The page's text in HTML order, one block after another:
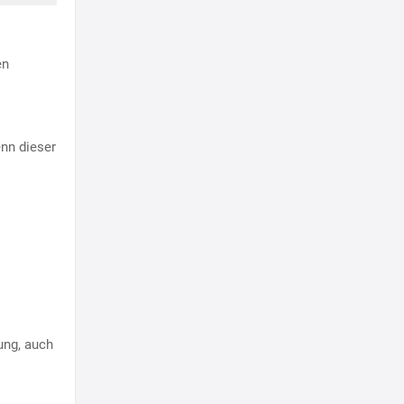
dieser
auch